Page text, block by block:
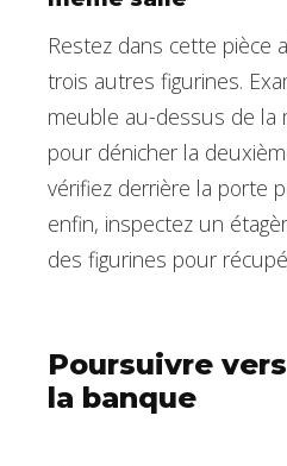
Restez dans cette pièce
trois autres figurines.
meuble au-dessus de la
pour dénicher la
vérifiez derrière la porte
enfin, inspectez un
des figurines pour
Poursuivre
la banque